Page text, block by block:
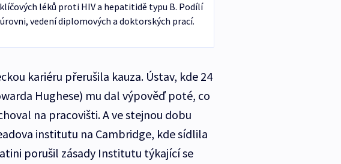
léků proti HIV a hepatitidě typu B. Podílí
vedení diplomových a doktorských prací.
kariéru přerušila kauza. Ústav, kde 24
Hughese) mu dal výpověď poté, co
na pracovišti. A ve stejnou dobu
institutu na Cambridge, kde sídlila
porušil zásady Institutu týkající se